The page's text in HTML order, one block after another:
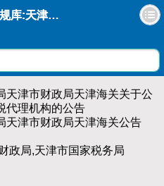
会计视野法规库:天津市国家税务局天津市财政局天津海关关于公开选择境外旅客购物离境退税代理机构的公告
天津市财政局天津海关关于公
代理机构的公告
天津市财政局天津海关公告
政局,天津市国家税务局